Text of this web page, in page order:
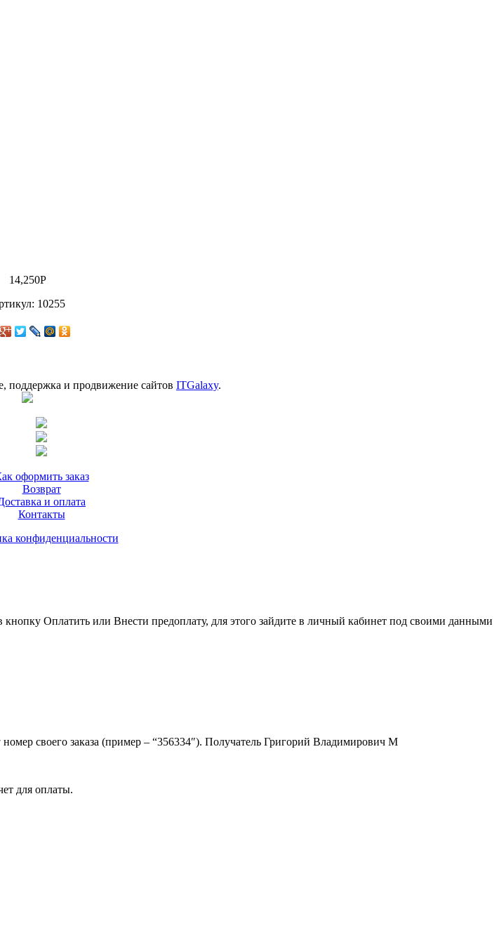
14,250Р
10255
поддержка и продвижение сайтов ITGalaxy.
оформить заказ
Возврат
и оплата
Контакты
конфиденциальности
или Внести предоплату, для этого зайдите в личный кабинет под своими данными
своего заказа (пример – “356334″). Получатель Григорий Владимирович М
для оплаты.